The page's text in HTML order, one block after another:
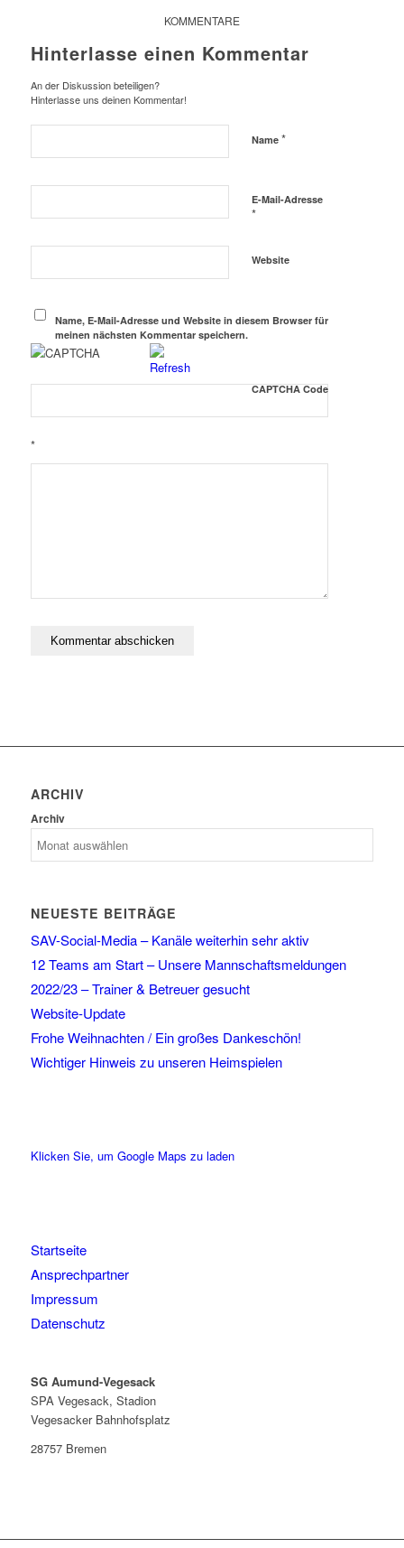
KOMMENTARE
Hinterlasse einen Kommentar
An der Diskussion beteiligen?
Hinterlasse uns deinen Kommentar!
Name *
E-Mail-Adresse
*
Website
Name, E-Mail-Adresse und Website in diesem Browser für
meinen nächsten Kommentar speichern.
CAPTCHA Code
*
ARCHIV
Archiv
NEUESTE BEITRÄGE
SAV-Social-Media – Kanäle weiterhin sehr aktiv
12 Teams am Start – Unsere Mannschaftsmeldungen
2022/23 – Trainer & Betreuer gesucht
Website-Update
Frohe Weihnachten / Ein großes Dankeschön!
Wichtiger Hinweis zu unseren Heimspielen
Klicken Sie, um Google Maps zu laden
Startseite
Ansprechpartner
Impressum
Datenschutz
SG Aumund-Vegesack
SPA Vegesack, Stadion
Vegesacker Bahnhofsplatz
28757 Bremen